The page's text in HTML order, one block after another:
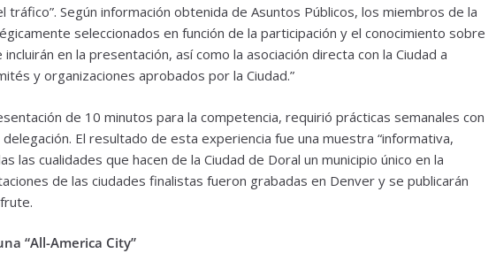
tráfico”. Según información obtenida de Asuntos Públicos, los miembros de la
seleccionados en función de la participación y el conocimiento sobre
en la presentación, así como la asociación directa con la Ciudad a
y organizaciones aprobados por la Ciudad.”
de 10 minutos para la competencia, requirió prácticas semanales con
El resultado de esta experiencia fue una muestra “informativa,
las cualidades que hacen de la Ciudad de Doral un municipio único en la
de las ciudades finalistas fueron grabadas en Denver y se publicarán
“All-America City”